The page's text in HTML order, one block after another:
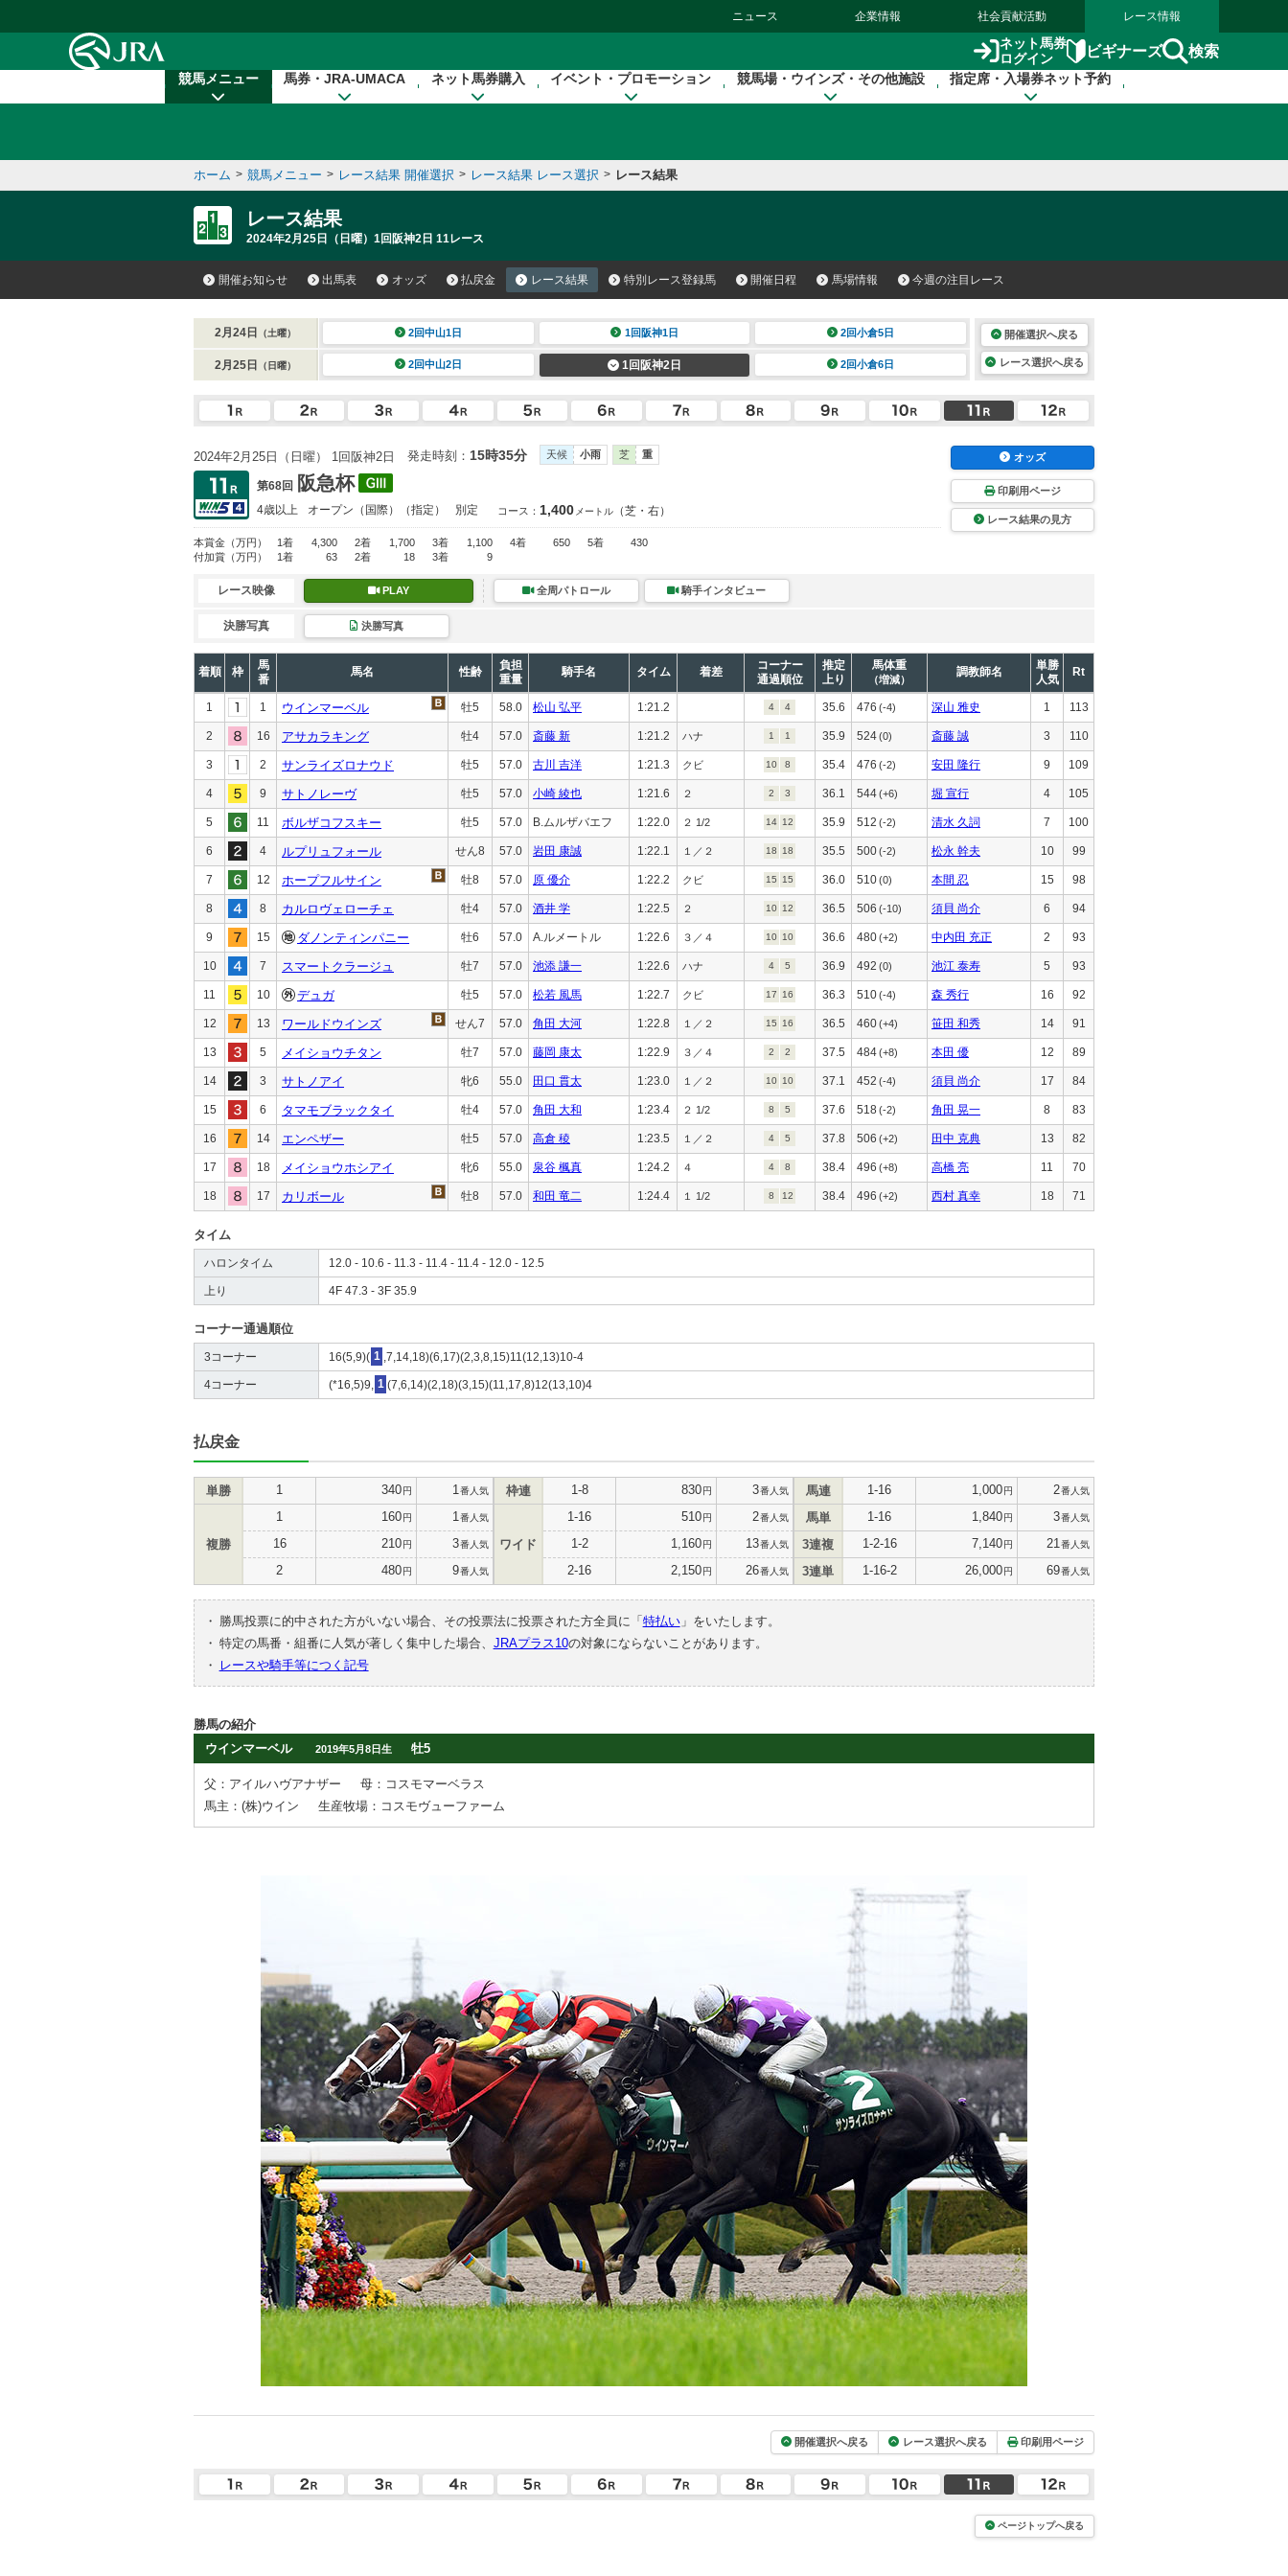
ニュース 企業情報 社会貢献活動 レース情報
ネット馬券
ログイン
ビギナーズ 検索
競馬メニュー 馬券・JRA-UMACA ネット馬券購入 イベント・プロモーション 競馬場・ウインズ・その他施設 指定席・入場券ネット予約
ホーム > 競馬メニュー > レース結果 開催選択 > レース結果 レース選択 > レース結果
レース結果
2024年2月25日（日曜）1回阪神2日 11レース
開催お知らせ 出馬表 オッズ 払戻金 レース結果 特別レース登録馬 開催日程 馬場情報 今週の注目レース
2月24日 （土曜） 2回中山1日 1回阪神1日 2回小倉5日
2月25日 （日曜） 2回中山2日 1回阪神2日 2回小倉6日
開催選択へ戻る
レース選択へ戻る
2024年2月25日（日曜） 1回阪神2日 発走時刻： 15時35分 天候 小雨 芝 重
第68回 阪急杯
4歳以上 オープン （国際）（指定） 別定 コース： 1,400 メートル （芝・右）
本賞金 （万円） 1着 4,300 2着 1,700 3着 1,100 4着 650 5着
430
付加賞 （万円） 1着 63 2着 18 3着 9
オッズ
印刷用ページ
レース結果の見方
レース映像 PLAY 全周パトロール 騎手インタビュー
決勝写真 決勝写真
着順 枠
馬
番
馬名 性齢
負担
重量
騎手名 タイム 着差
コーナー
通過順位
推定
上り
馬体重
（増減）
調教師名
単勝
人気
Rt
1 1 ウインマーベル 牡5 58.0 松山 弘平 1:21.2 4 4 35.6 476 (-4) 深山 雅史 1 113
2 16 アサカラキング 牡4 57.0 斎藤 新 1:21.2 ハナ 1 1 35.9 524(0) 斎藤 誠 3 110
3 2 サンライズロナウド 牡5 57.0 古川 吉洋 1:21.3 クビ 10 8 35.4 476 (-2) 安田 隆行 9 109
4 9 サトノレーヴ 牡5 57.0 小崎 綾也 1:21.6 ２ 2 3 36.1 544(+6) 堀 宣行 4 105
5 11 ボルザコフスキー 牡5 57.0 B.ムルザバエフ 1:22.0 ２ 1/2 14 12 35.9 512 (-2) 清水 久詞 7 100
6 4 ルプリュフォール せん8 57.0 岩田 康誠 1:22.1 １／２ 18 18 35.5 500(-2) 松永 幹夫 10 99
7 12 ホープフルサイン 牡8 57.0 原 優介 1:22.2 クビ 15 15 36.0 510(0) 本間 忍 15 98
8 8 カルロヴェローチェ 牡4 57.0 酒井 学 1:22.5 ２ 10 12 36.5 506 (-10) 須貝 尚介 6 94
9 15 ダノンティンパニー 牡6 57.0 A.ルメートル 1:22.6 ３／４ 10 10 36.6 480(+2) 中内田 充正 2 93
10 7 スマートクラージュ 牡7 57.0 池添 謙一 1:22.6 ハナ 4 5 36.9 492 (0) 池江 泰寿 5 93
11 10 デュガ 牡5 57.0 松若 風馬 1:22.7 クビ 17 16 36.3 510(-4) 森 秀行 16 92
12 13 ワールドウインズ せん7 57.0 角田 大河 1:22.8 １／２ 15 16 36.5 460(+4) 笹田 和秀 14 91
13 5 メイショウチタン 牡7 57.0 藤岡 康太 1:22.9 ３／４ 2 2 37.5 484(+8) 本田 優 12 89
14 3 サトノアイ 牝6 55.0 田口 貫太 1:23.0 １／２ 10 10 37.1 452 (-4) 須貝 尚介 17 84
15 6 タマモブラックタイ 牡4 57.0 角田 大和 1:23.4 ２ 1/2 8 5 37.6 518(-2) 角田 晃一 8 83
16 14 エンペザー 牡5 57.0 高倉 稜 1:23.5 １／２ 4 5 37.8 506 (+2) 田中 克典 13 82
17 18 メイショウホシアイ 牝6 55.0 泉谷 楓真 1:24.2 ４ 4 8 38.4 496 (+8) 高橋 亮 11 70
18 17 カリボール 牡8 57.0 和田 竜二 1:24.4 １ 1/2 8 12 38.4 496 (+2) 西村 真幸 18 71
タイム
ハロンタイム 12.0 - 10.6 - 11.3 - 11.4 - 11.4 - 12.0 - 12.5
上り 4F 47.3 - 3F 35.9
コーナー通過順位
3コーナー 16(5,9)( 1 ,7,14,18)(6,17)(2,3,8,15)11(12,13)10-4
4コーナー (*16,5)9, 1 (7,6,14)(2,18)(3,15)(11,17,8)12(13,10)4
払戻金
単勝 1 340円 1 番人気
複勝
1 160円 1 番人気
16 210円 3番人気
2 480円 9番人気
枠連 1-8 830円 3番人気
ワイド
1-16 510円 2番人気
1-2 1,160円 13番人気
2-16 2,150円 26番人気
馬連 1-16 1,000円 2番人気
馬単 1-16 1,840円 3番人気
3連複 1-2-16 7,140円 21 番人気
3連単 1-16-2 26,000円 69番人気
・ 勝馬投票に的中された方がいない場合、その投票法に投票された方全員に「 特払い」をいたします。
・ 特定の馬番・組番に人気が著しく集中した場合、 JRAプラス10の対象にならないことがあります。
・
レースや騎手等につく記号
勝馬の紹介
ウインマーベル
2019年5月8日生 牡5
父：アイルハヴアナザー
母：コスモマーベラス
馬主：(株)ウイン
生産牧場：コスモヴューファーム
開催選択へ戻る レース選択へ戻る 印刷用ページ
ページトップへ戻る